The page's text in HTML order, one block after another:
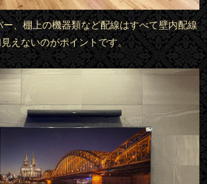
、棚上の機器類など配線はすべて壁内配線
えないのがポイントです。